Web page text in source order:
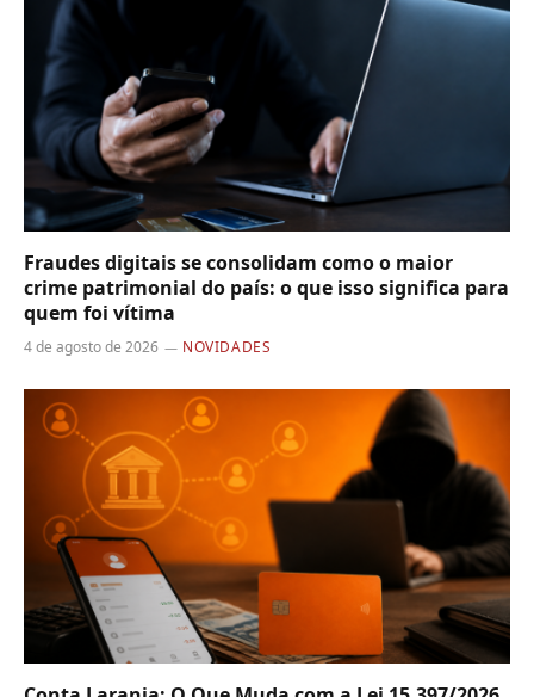
Fraudes digitais se consolidam como o maior
crime patrimonial do país: o que isso significa para
quem foi vítima
4 de agosto de 2026 NOVIDADES